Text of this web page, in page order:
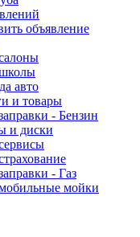
объявление
авто
и товары
- Бензин
и диски
- Газ
мойки